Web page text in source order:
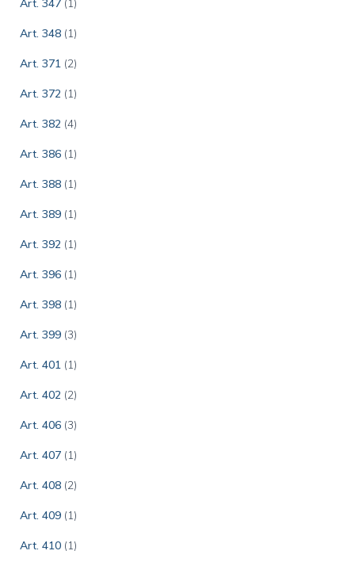
Art. 347 (1)
Art. 348 (1)
Art. 371 (2)
Art. 372 (1)
Art. 382 (4)
Art. 386 (1)
Art. 388 (1)
Art. 389 (1)
Art. 392 (1)
Art. 396 (1)
Art. 398 (1)
Art. 399 (3)
Art. 401 (1)
Art. 402 (2)
Art. 406 (3)
Art. 407 (1)
Art. 408 (2)
Art. 409 (1)
Art. 410 (1)